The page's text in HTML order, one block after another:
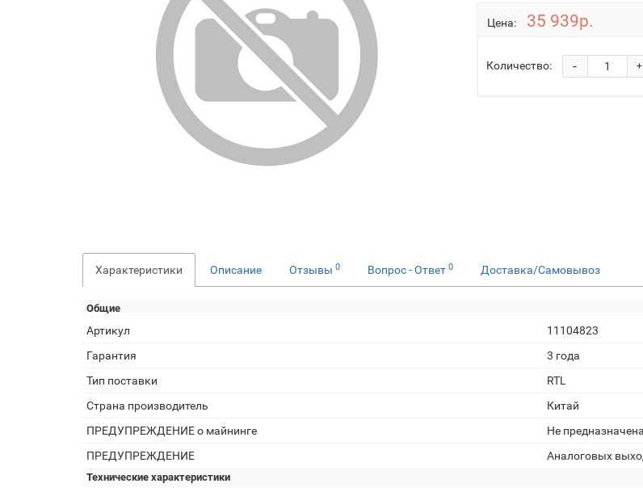
Цена: 35 939р.
Количество: +
-
Характеристики Описание Отзывы 0 Вопрос - Ответ 0 Доставка/Самовывоз
Общие
Артикул
11104823
Гарантия
3 года
Тип поставки
RTL
Страна производитель
Китай
ПРЕДУПРЕЖДЕНИЕ о майнинге
Не
ПРЕДУПРЕЖДЕНИЕ
Аналоговых
Технические характеристики